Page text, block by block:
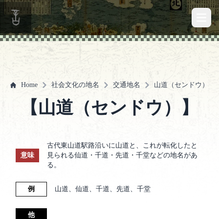
Home 社会文化の地名 交通地名 山道（センドウ）
【山道（センドウ）】
意味
古代東山道駅路沿いに山道と、これが転化したと
見られる仙道・千道・先道・千堂などの地名があ
る。
例 山道、仙道、千道、先道、千堂
他